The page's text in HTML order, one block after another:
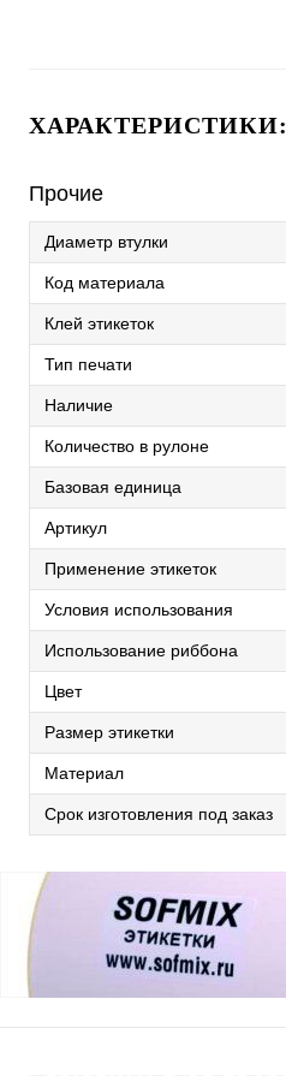
ХАРАКТЕРИСТИКИ:
Прочие
Диаметр втулки
Код материала
Клей этикеток
Тип печати
Наличие
Количество в рулоне
Базовая единица
Артикул
Применение этикеток
Условия использования
Использование риббона
Цвет
Размер этикетки
Материал
Срок изготовления под заказ